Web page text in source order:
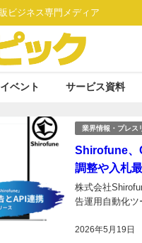
ビジネス専門メディア
ベント サービス資料
業界情報・プレス
Shirofune、
調整や入札
2026年5月19日
株式会社
告運用自動化ツ